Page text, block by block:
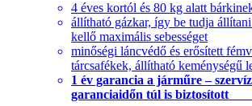
4 éves kortól és 80 kg alatt
állítható gázkar, így be tudja
kellő maximális sebességet
minőségi láncvédő és erősített
tárcsafékek, állítható keménységű
1 év garancia a járműre –
garanciaidőn túl